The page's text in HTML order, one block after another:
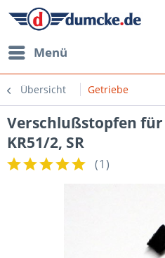
Menü
Übersicht Getriebe
Verschlußstopfen für
KR51/2, SR
(1)